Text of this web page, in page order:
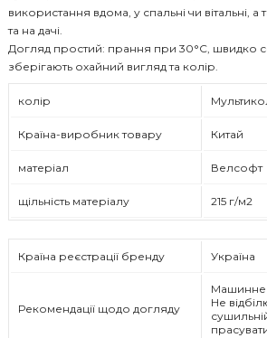
колір
Країна-виробник товару Китай
матеріал Велсофт
щільність матеріалу 215 г/м2
Країна реєстрації бренду Україна
Рекомендації щодо догляду
Машинне
Не
використання вдома, у спальні чи вітальні, а
та на дачі.
Догляд простий: прання при 30°C, швидко
зберігають охайний вигляд та колір.